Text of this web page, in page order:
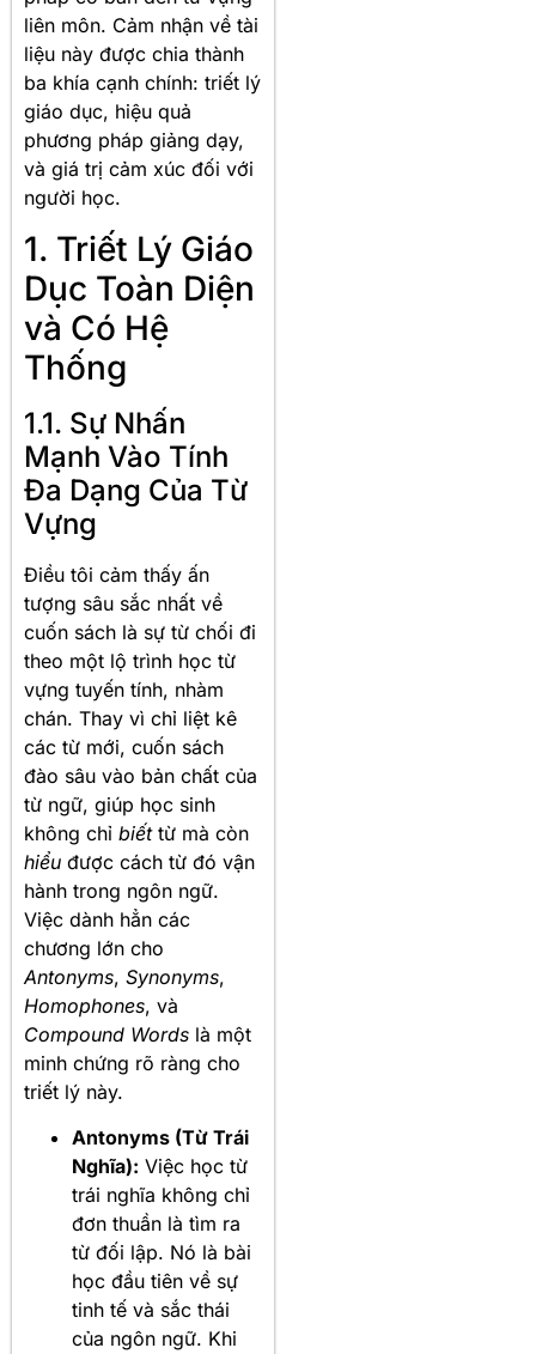
liên môn. Cảm nhận về tài
liệu này được chia thành
ba khía cạnh chính: triết lý
giáo dục, hiệu quả
phương pháp giảng dạy,
và giá trị cảm xúc đối với
người học.
1. Triết Lý Giáo
Dục Toàn Diện
và Có Hệ
Thống
1.1. Sự Nhấn
Mạnh Vào Tính
Đa Dạng Của Từ
Vựng
Điều tôi cảm thấy ấn
tượng sâu sắc nhất về
cuốn sách là sự từ chối đi
theo một lộ trình học từ
vựng tuyến tính, nhàm
chán. Thay vì chỉ liệt kê
các từ mới, cuốn sách
đào sâu vào bản chất của
từ ngữ, giúp học sinh
không chỉ biếttừ mà còn
hiểu được cách từ đó vận
hành trong ngôn ngữ.
Việc dành hẳn các
chương lớn cho
Antonyms, Synonyms,
Homophones, và
Compound Words là một
minh chứng rõ ràng cho
triết lý này.
Antonyms (Từ Trái
Nghĩa): Việc học từ
trái nghĩa không chỉ
đơn thuần là tìm ra
từ đối lập. Nó là bài
học đầu tiên về sự
tinh tế và sắc thái
của ngôn ngữ. Khi